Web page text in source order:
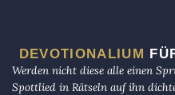
DEVOTIONALIUM
Werden nicht diese alle einen
Spottlied in Rätseln auf ihn